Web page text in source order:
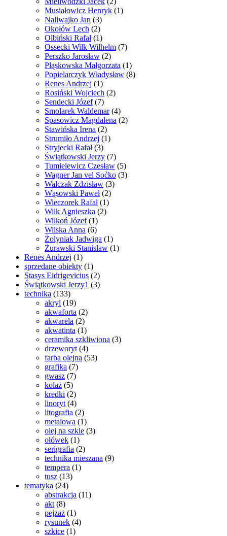
Musiałowicz Henryk (1)
Naliwajko Jan (3)
Okołów Lech (2)
Olbiński Rafał (1)
Ossecki Wilk Wilhelm (7)
Perszko Jarosław (2)
Pląskowska Małgorzata (1)
Popielarczyk Władysław (8)
Renes Andrzej (1)
Rosiński Wojciech (2)
Sendecki Józef (7)
Smolarek Waldemar (4)
Spasowicz Magdalena (2)
Stawińska Irena (2)
Strumiło Andrzej (1)
Stryjecki Rafał (3)
Świątkowski Jerzy (7)
Tumielewicz Czesław (5)
Wagner Jan vel Soćko (3)
Walczak Zdzisław (3)
Wąsowski Paweł (2)
Wieczorek Rafał (1)
Wilk Agnieszka (2)
Wilkoń Józef (1)
Wilska Anna (6)
Żolyniak Jadwiga (1)
Żurawski Stanisław (1)
Renes Andrzej (1)
sprzedane obiekty (1)
Stasys Eidrigevicius (2)
Świątkowski Jerzy1 (3)
technika (133)
akryl (19)
akwaforta (2)
akwarela (2)
akwatinta (1)
ceramika szkliwiona (3)
drzeworyt (4)
farba olejna (53)
grafika (7)
gwasz (7)
kolaż (5)
kredki (2)
linoryt (4)
litografia (2)
metalowa (1)
olej na szkle (3)
ołówek (1)
serigrafia (2)
technika mieszana (9)
tempera (1)
tusz (13)
tematyka (24)
abstrakcja (11)
akt (8)
pejzaż (1)
rysunek (4)
szkice (1)